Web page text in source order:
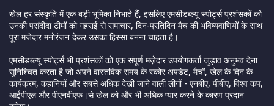
खेल हर संस्कृति में एक बड़ी भूमिका निभाते हैं, इसलिए एमसीडब्ल्यू स्पोर्ट्स प्रशंसकों को
उनकी पसंदीदा टीमों को गहराई से समाचार, दिन-प्रतिदिन मैच की भविष्यवाणियों के साथ
पूरा मजेदार मनोरंजन देकर उसका हिस्सा बनना चाहता है।
एमसीडब्ल्यू स्पोर्ट्स भी प्रशंसकों को एक संपूर्ण मज़ेदार उपयोगकर्ता जुड़ाव अनुभव देना
सुनिश्चित करता है जो अपने वास्तविक समय के स्कोर अपडेट, मैचों, खेल के दिन के
कार्यक्रम, कहानियों और सबसे अधिक देखी जाने वाली लीगों - एनबीए, पीबीए, विश्व कप,
आईपीएल और पीएनवीएफ।से खेल को और भी अधिक प्यार करने के कारण प्रदान